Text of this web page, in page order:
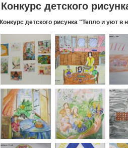
Конкурс детского
Конкурс детского рисунка "Тепло и уют